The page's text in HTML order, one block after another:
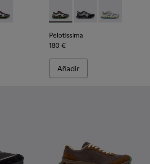
001 - Zapatillas grises de tejido
- K101134-003 - Zapatillas grises de
- K101134-002 - Zapatillas
Pelotissima - K101134-002
Pelotissima -Pelotissima -
Pelotissima
180 €
Añadir